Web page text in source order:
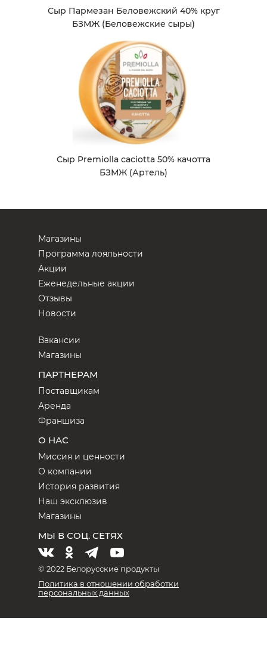
Сыр Пармезан Беловежский 40% круг
БЗМЖ (Беловежские сыры)
Сыр Premiolla caciotta 50% качотта
БЗМЖ (Артель)
Магазины
Программа лояльности
Акции
Еженедельные акции
Отзывы
Новости
Вакансии
Магазины
ПАРТНЕРАМ
Поставщикам
Аренда
Франшиза
О НАС
Миссия и ценности
О компании
История развития
Наш эксклюзив
Магазины
МЫ В СОЦ. СЕТЯХ
© 2022 Белорусские продукты
Политика в отношении обработки
персональных данных